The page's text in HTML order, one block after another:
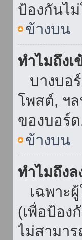
ป้องกันไ
ข้างบน
ทำไมถึง
บางบอ
โพสต์, ฯ
ของบอร์
ข้างบน
ทำไมถึง
เฉพาะ
(เพื่อป้อง
ไม่สามา